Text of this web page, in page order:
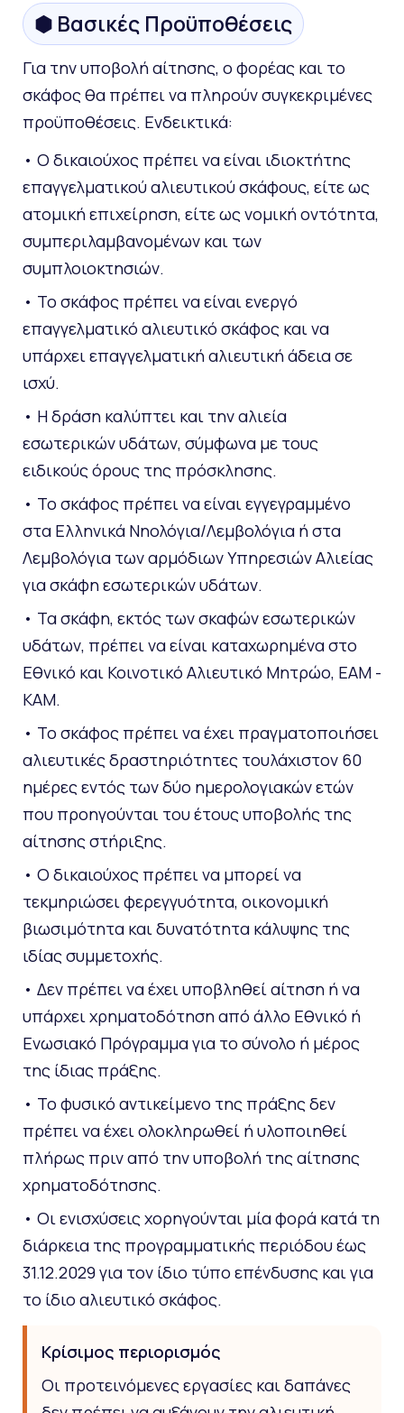
⬢ Βασικές Προϋποθέσεις
Για την υποβολή αίτησης, ο φορέας και το
σκάφος θα πρέπει να πληρούν συγκεκριμένες
προϋποθέσεις. Ενδεικτικά:
• Ο δικαιούχος πρέπει να είναι ιδιοκτήτης
επαγγελματικού αλιευτικού σκάφους, είτε ως
ατομική επιχείρηση, είτε ως νομική οντότητα,
συμπεριλαμβανομένων και των
συμπλοιοκτησιών.
• Το σκάφος πρέπει να είναι ενεργό
επαγγελματικό αλιευτικό σκάφος και να
υπάρχει επαγγελματική αλιευτική άδεια σε
ισχύ.
• Η δράση καλύπτει και την αλιεία
εσωτερικών υδάτων, σύμφωνα με τους
ειδικούς όρους της πρόσκλησης.
• Το σκάφος πρέπει να είναι εγγεγραμμένο
στα Ελληνικά Νηολόγια/Λεμβολόγια ή στα
Λεμβολόγια των αρμόδιων Υπηρεσιών Αλιείας
για σκάφη εσωτερικών υδάτων.
• Τα σκάφη, εκτός των σκαφών εσωτερικών
υδάτων, πρέπει να είναι καταχωρημένα στο
Εθνικό και Κοινοτικό Αλιευτικό Μητρώο, ΕΑΜ -
ΚΑΜ.
• Το σκάφος πρέπει να έχει πραγματοποιήσει
αλιευτικές δραστηριότητες τουλάχιστον 60
ημέρες εντός των δύο ημερολογιακών ετών
που προηγούνται του έτους υποβολής της
αίτησης στήριξης.
• Ο δικαιούχος πρέπει να μπορεί να
τεκμηριώσει φερεγγυότητα, οικονομική
βιωσιμότητα και δυνατότητα κάλυψης της
ιδίας συμμετοχής.
• Δεν πρέπει να έχει υποβληθεί αίτηση ή να
υπάρχει χρηματοδότηση από άλλο Εθνικό ή
Ενωσιακό Πρόγραμμα για το σύνολο ή μέρος
της ίδιας πράξης.
• Το φυσικό αντικείμενο της πράξης δεν
πρέπει να έχει ολοκληρωθεί ή υλοποιηθεί
πλήρως πριν από την υποβολή της αίτησης
χρηματοδότησης.
• Οι ενισχύσεις χορηγούνται μία φορά κατά τη
διάρκεια της προγραμματικής περιόδου έως
31.12.2029 για τον ίδιο τύπο επένδυσης και για
το ίδιο αλιευτικό σκάφος.
Κρίσιμος περιορισμός
Οι προτεινόμενες εργασίες και δαπάνες